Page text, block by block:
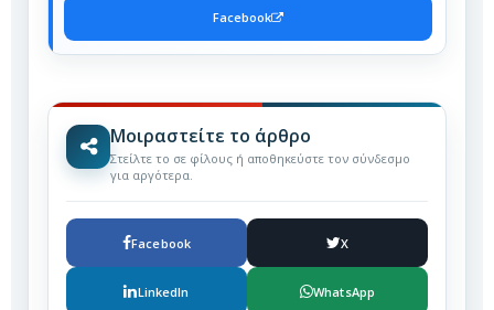
Facebook
Μοιραστείτε το άρθρο
Στείλτε το σε φίλους ή αποθηκεύστε τον σύνδεσμο
για αργότερα.
Facebook X
LinkedIn WhatsApp